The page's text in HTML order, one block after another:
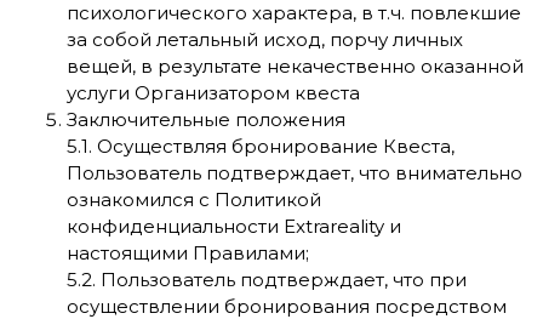
психологического характера, в т.ч. повлекшие
за собой летальный исход, порчу личных
вещей, в результате некачественно оказанной
услуги Организатором квеста
Заключительные положения
5.1. Осуществляя бронирование Квеста,
Пользователь подтверждает, что внимательно
ознакомился с Политикой
конфиденциальности Extrareality и
настоящими Правилами;
5.2. Пользователь подтверждает, что при
осуществлении бронирования посредством